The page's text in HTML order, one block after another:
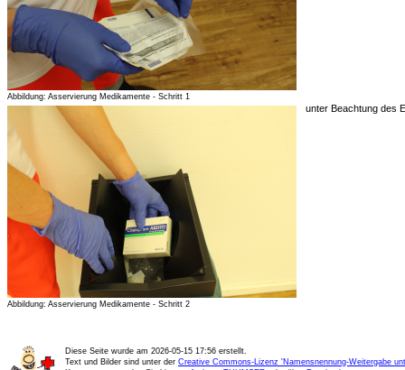
Abbildung: Asservierung Medikamente - Schritt 1
Abbildung: Asservierung Medikamente - Schritt 2
unter Beachtung des
Diese Seite wurde am 2026-05-15 17:56 erstellt.
Text und Bilder sind unter der Creative Commons-Lizenz 'Namensnennung-Weitergabe